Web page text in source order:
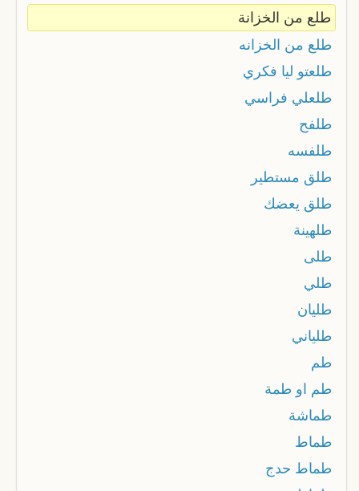
طلع من الخزانة
طلع من الخزانه
طلعتو ليا فكري
طلعلي فراسي
طلفح
طلفسه
طلق مستطير
طلق يعضك
طلهينة
طلى
طلي
طليان
طلياني
طم
طم او طمة
طماشة
طماط
طماط حدج